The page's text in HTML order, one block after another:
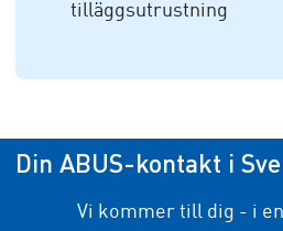
tilläggsutrustning
Din ABUS-kontakt i
Vi kommer till dig - i